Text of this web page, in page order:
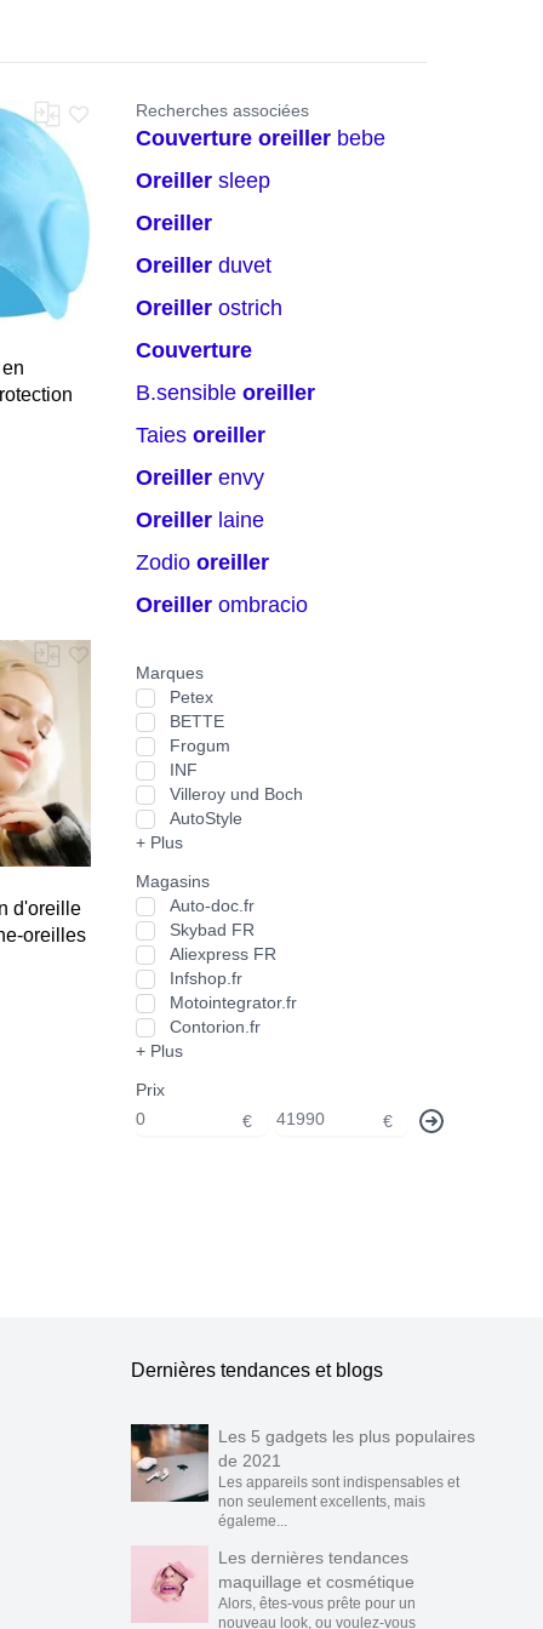
d'oreille
oreilles
Recherches associées
couverture oreiller bebe
oreiller sleep
oreiller
oreiller duvet
oreiller ostrich
couverture
b.sensible oreiller
taies oreiller
oreiller envy
oreiller laine
zodio oreiller
oreiller ombracio
Marques
Petex
BETTE
Frogum
INF
Villeroy und Boch
AutoStyle
+ Plus
Magasins
Auto-doc.fr
Skybad FR
Aliexpress FR
Infshop.fr
Motointegrator.fr
Contorion.fr
+ Plus
Prix
€
€
Dernières tendances et blogs
Les 5 gadgets les plus populaires
de 2021
Les appareils sont indispensables et
non seulement excellents, mais
égaleme...
Les dernières tendances
maquillage et cosmétique
Alors, êtes-vous prête pour un
nouveau look, ou voulez-vous